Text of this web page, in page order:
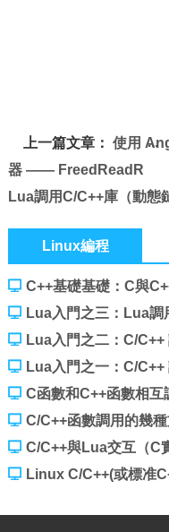
上一篇文章：使用
器 —— FreedReadR
Lua調用C/C++庫（動態
Linux編程
C++基礎基礎：C與
Lua入門之三：Lua調
Lua入門之二：C/
Lua入門之一：C/
C函數和C++函數相互
C/C++函數調用的幾
C/C++與Lua交互（C
Linux C/C++(或標准